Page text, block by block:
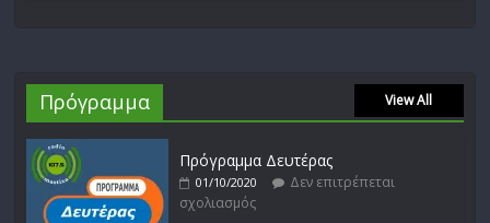
Πρόγραμμα View All
Πρόγραμμα Δευτέρας
01/10/2020
Δεν επιτρέπεται
σχολιασμός